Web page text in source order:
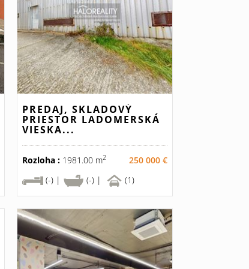
PREDAJ, SKLADOVÝ
PRIESTOR LADOMERSKÁ
VIESKA...
Rozloha : 1981.00 m2
250 000 €
(-) |
(-) | (1)